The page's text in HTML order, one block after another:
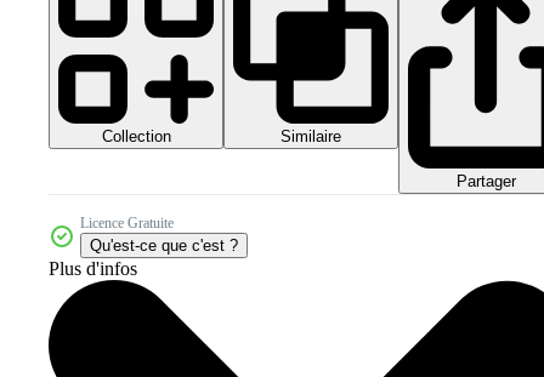
Collection Similaire
Partager
Licence Gratuite
Qu'est-ce que c'est ?
Plus d'infos